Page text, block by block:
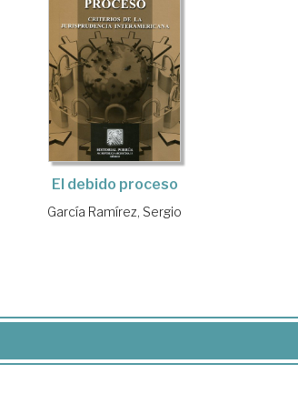
El debido proceso
García Ramírez, Sergio